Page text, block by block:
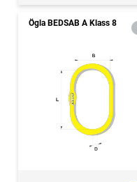
Ögla BEDSAB A Klass 8